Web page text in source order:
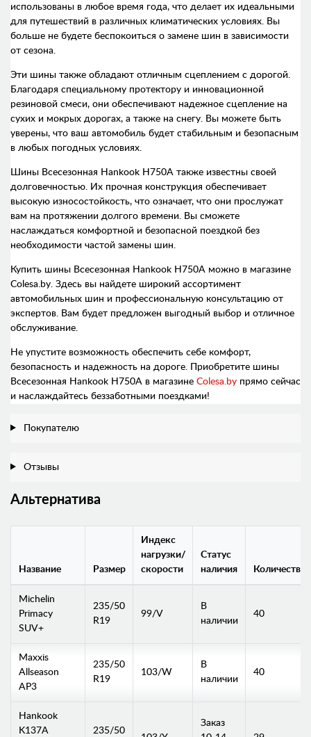
использованы в любое время года, что делает их идеальными
для путешествий в различных климатических условиях. Вы
больше не будете беспокоиться о замене шин в зависимости
от сезона.
Эти шины также обладают отличным сцеплением с дорогой.
Благодаря специальному протектору и инновационной
резиновой смеси, они обеспечивают надежное сцепление на
сухих и мокрых дорогах, а также на снегу. Вы можете быть
уверены, что ваш автомобиль будет стабильным и безопасным
в любых погодных условиях.
Шины Всесезонная Hankook H750A также известны своей
долговечностью. Их прочная конструкция обеспечивает
высокую износостойкость, что означает, что они прослужат
вам на протяжении долгого времени. Вы сможете
наслаждаться комфортной и безопасной поездкой без
необходимости частой замены шин.
Купить шины Всесезонная Hankook H750A можно в магазине
Colesa.by. Здесь вы найдете широкий ассортимент
автомобильных шин и профессиональную консультацию от
экспертов. Вам будет предложен выгодный выбор и отличное
обслуживание.
Не упустите возможность обеспечить себе комфорт,
безопасность и надежность на дороге. Приобретите шины
Всесезонная Hankook H750A в магазине Colesa.by прямо сейчас
и наслаждайтесь беззаботными поездками!
Покупателю
Отзывы
Альтернатива
Название Размер
Индекс
нагрузки/
скорости
Статус
наличия
Количество
Michelin
Primacy
SUV+
235/50
R19
99/V
В
наличии
40
Maxxis
Allseason
AP3
235/50
R19
103/W
В
наличии
40
Hankook
K137A
235/50
Заказ